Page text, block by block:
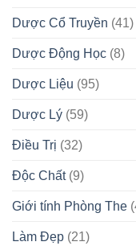
Dược Cổ Truyền (41)
Dược Động Học (8)
Dược Liệu (95)
Dược Lý (59)
Điều Trị (32)
Độc Chất(9)
Giới tính Phòng The
Làm Đẹp (21)